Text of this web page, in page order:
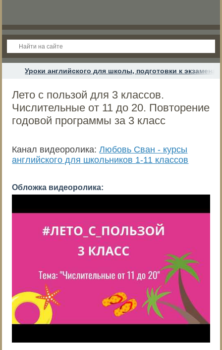
Уроки английского для школы, подготовки к
Лето с пользой для 3 классов.
Числительные от 11 до 20. Повторение
годовой программы за 3 класс
Канал видеоролика:Любовь Сван - курсы
английского для школьников 1-11 классов
Обложка видеоролика: